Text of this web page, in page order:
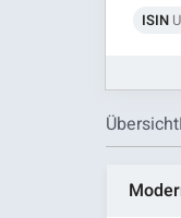
ISIN
Übersicht